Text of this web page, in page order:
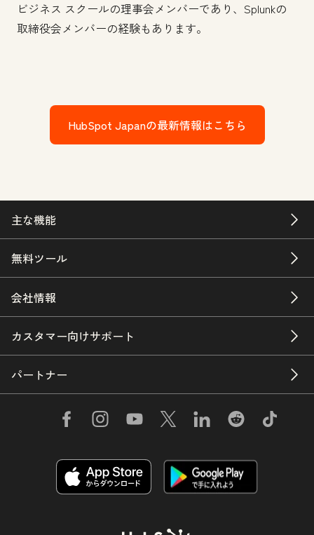
ビジネス スクールの理事会メンバーであり、Splunkの
取締役会メンバーの経験もあります。
HubSpot Japanの最新情報はこちら
主な機能
無料ツール
会社情報
カスタマー向けサポート
パートナー